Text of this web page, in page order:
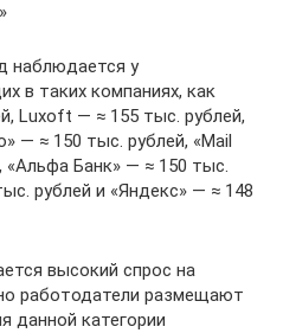
наблюдается у
в таких компаниях, как
Luxoft — ≈ 155 тыс. рублей,
— ≈ 150 тыс. рублей, «Mail
«Альфа Банк» — ≈ 150 тыс.
рублей и «Яндекс» — ≈ 148
высокий спрос на
работодатели размещают
данной категории